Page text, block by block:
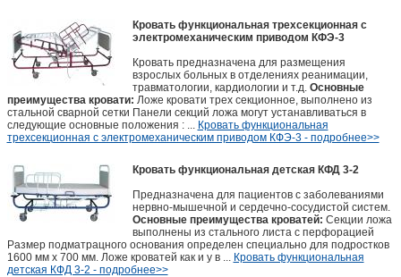
Кровать функциональная трехсекционная с
электромеханическим приводом КФЭ-3
Кровать предназначена для размещения
взрослых больных в отделениях реанимации,
травматологии, кардиологии и т.д. Основные
преимущества кровати: Ложе кровати трех секционное, выполнено из
стальной сварной сетки Панели секций ложа могут устанавливаться в
следующие основные положения : ... Кровать функциональная
трехсекционная с электромеханическим приводом КФЭ-3 - подробнее>>
Кровать функциональная детская КФД 3-2
Предназначена для пациентов с заболеваниями
нервно-мышечной и сердечно-сосудистой систем.
Основные преимущества кроватей: Секции ложа
выполнены из стального листа с перфорацией
Размер подматрацного основания определен специально для подростков
1600 мм х 700 мм. Ложе кроватей как и у в ... Кровать функциональная
детская КФД 3-2 - подробнее>>